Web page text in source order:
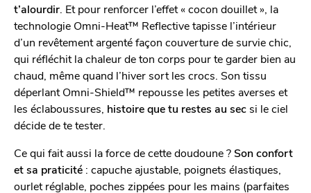
t’alourdir . Et pour renforcer l’effet « cocon douillet », la
technologie Omni-Heat™ Reflective tapisse l’intérieur
d’un revêtement argenté façon couverture de survie chic,
qui réfléchit la chaleur de ton corps pour te garder bien au
chaud, même quand l’hiver sort les crocs. Son tissu
déperlant Omni-Shield™ repousse les petites averses et
les éclaboussures, histoire que tu restes au secsi le ciel
décide de te tester.
Ce qui fait aussi la force de cette doudoune ?Son confort
et sa praticité : capuche ajustable, poignets élastiques,
ourlet réglable, poches zippées pour les mains (parfaites